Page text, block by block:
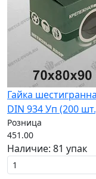
Гайка
DIN 934 Уп (200
Розница
451.00
Наличие: 81 упак